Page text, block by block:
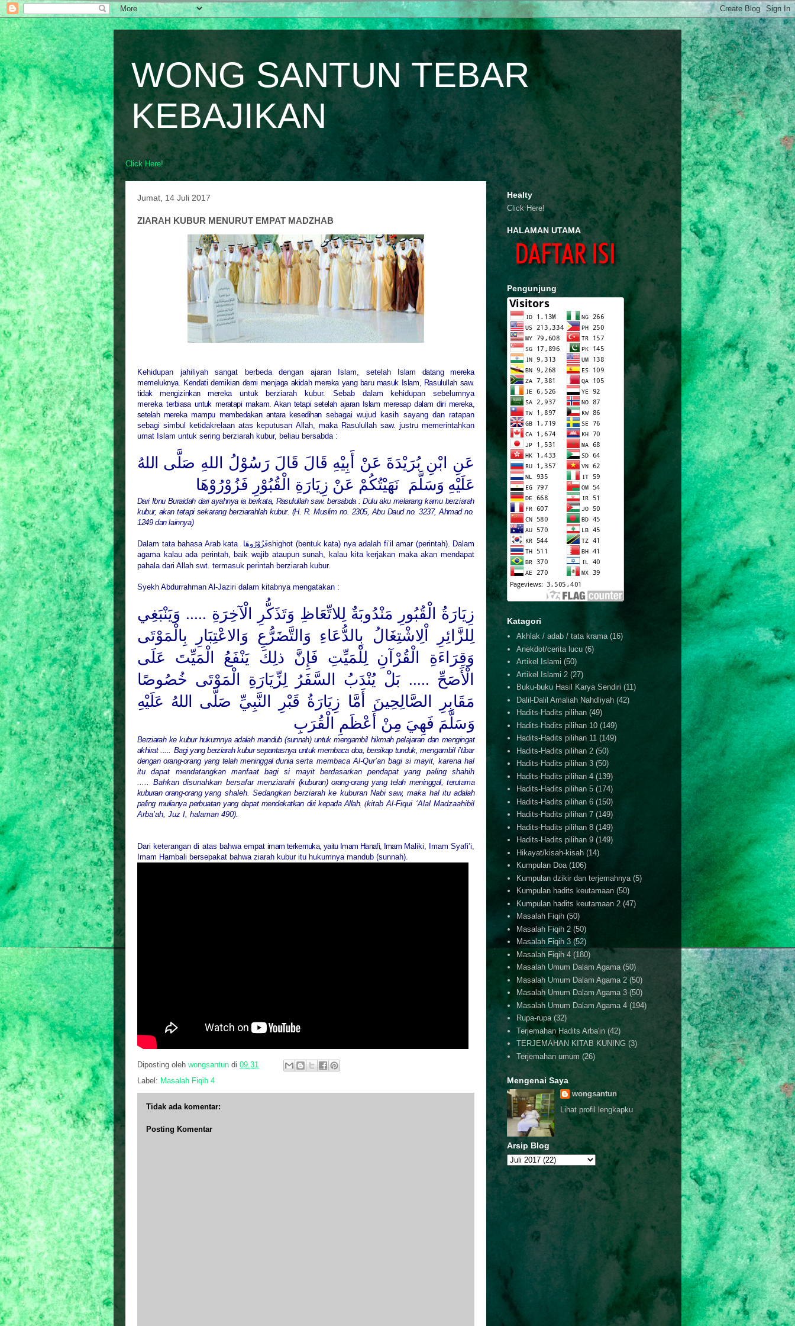
WONG SANTUN TEBAR
KEBAJIKAN
Click Here!
Jumat, 14 Juli 2017
ZIARAH KUBUR MENURUT EMPAT MADZHAB
Kehidupan jahiliyah sangat berbeda dengan ajaran Islam, setelah
Islam datang mereka
memeluknya. Kendati demikian demi menjaga akidah mereka yang baru masuk Islam, Rasulullah saw.
tidak mengizinkan merekauntuk berziarah kubur. Sebab dalam kehidupan sebelumnya
merekaterbiasa untuk meratapi makam. Akan tetapi setelah ajaran Islam meresap dalam diri mereka,
setelah mereka mampu membedakan antara kesedihansebagai wujud kasih sayang dan ratapan
sebagi simbul ketidakrelaan atas keputusan Allah, maka Rasulullah saw. justru memerintahkan
umat Islam untuk sering berziarah kubur, beliau bersabda :
عَنِ ابْنِ بُرَيْدَةَ عَنْ أَبِيْهِ قَالَ قَالَ رَسُوْلُ اللهِ صَلَّى اللهُ
عَلَيْهِ وَسَلَّمَ نَهَيْتُكُمْ عَنْ زِيَارَةِ الْقُبُوْرِ فَزُوْرُوْهَا
Dari Ibnu Buraidah dari ayahnya ia berkata, Rasulullah saw. bersabda : Dulu aku melarang kamu berziarah
kubur, akan tetapi sekarang berziarahlah kubur. (H. R. Muslim no. 2305, Abu Daud no. 3237, Ahmad no.
1249 dan lainnya)
Dalam tata bahasa Arab kata فَزُوْرُوهَاshighot (bentuk kata) nya adalah fi’il amar (perintah). Dalam
agama kalau ada perintah, baik wajib ataupun sunah, kalau kita kerjakan maka akan mendapat
pahala dari Allah swt. termasuk perintah berziarah kubur.
Syekh Abdurrahman Al-Jaziri dalam kitabnya mengatakan :
زِيَارَةُ الْقُبُورِ مَنْدُوبَةٌ لِلاتِّعَاظِ وَتَذَكُّرِ الْآخِرَةِ ..... وَيَنْبَغِي
لِلزَّائِرِ اْلِاشْتِغَالُ بِالدُّعَاءِ وَالتَّضَرُّعِ وَالاعْتِبَارِ بِالْمَوْتَى
وَقِرَاءَةِ الْقُرْآنِ لِلْمَيِّتِ فَإِنَّ ذلِكَ يَنْفَعُ الْمَيِّتَ عَلَى
الْأَصَحِّ ..... بَلْ يُنْدَبُ السَّفَرُ لِزِّيَارَةِ الْمَوْتَى خُصُوصًا
مَقَابِرِ الصَّالِحِينَ أَمَّا زِيَارَةُ قَبْرِ النَّبِيِّ صَلَّى اللهُ عَلَيْهِ
وَسَلَّمَ فَهِيَ مِنْ أَعْظَمِ الْقُرَبِ
Berziarah ke kubur hukumnya adalah mandub (sunnah) untuk mengambil hikmah pelajaran dan mengingat
akhirat ..... Bagi yang berziarah kubur sepantasnya untuk membaca doa, bersikap tunduk, mengambil i’tibar
dengan orang-orang yang telah meninggal duniaserta membaca Al-Qur’an bagi si mayit, karena hal
itu dapat mendatangkan manfaat bagi si mayit berdasarkan pendapat yang paling shahih
..... Bahkan disunahkan bersafar menziarahi (kuburan) orang-orang yang telah meninggal, terutama
kuburan orang-orangyang shaleh. Sedangkan berziarah ke kuburan Nabi saw, maka hal ituadalah
paling mulianya perbuatan yang dapat mendekatkan diri kepada Allah. (kitab Al-Fiqui ‘Alal Madzaahibil
Arba’ah, Juz I, halaman 490).
Dari keterangan di atas bahwa empatimam terkemuka, yaitu Imam Hanafi, Imam Maliki, Imam Syafi’i,
Imam Hambali bersepakat bahwa ziarah kubur itu hukumnya mandub (sunnah).
Diposting oleh wongsantun di 09.31
Label: Masalah Fiqih 4
Tidak ada komentar:
Posting Komentar
Healty
Click Here!
HALAMAN UTAMA
Pengunjung
Katagori
Akhlak / adab / tata krama (16)
Anekdot/cerita lucu (6)
Artikel Islami (50)
Artikel Islami 2 (27)
Buku-buku Hasil Karya Sendiri (11)
Dalil-Dalil Amaliah Nahdliyah (42)
Hadits-Hadits pilihan (49)
Hadits-Hadits pilihan 10 (149)
Hadits-Hadits pilihan 11 (149)
Hadits-Hadits pilihan 2 (50)
Hadits-Hadits pilihan 3 (50)
Hadits-Hadits pilihan 4 (139)
Hadits-Hadits pilihan 5 (174)
Hadits-Hadits pilihan 6 (150)
Hadits-Hadits pilihan 7 (149)
Hadits-Hadits pilihan 8 (149)
Hadits-Hadits pilihan 9 (149)
Hikayat/kisah-kisah (14)
Kumpulan Doa (106)
Kumpulan dzikir dan terjemahnya (5)
Kumpulan hadits keutamaan (50)
Kumpulan hadits keutamaan 2 (47)
Masalah Fiqih (50)
Masalah Fiqih 2 (50)
Masalah Fiqih 3 (52)
Masalah Fiqih 4 (180)
Masalah Umum Dalam Agama (50)
Masalah Umum Dalam Agama 2 (50)
Masalah Umum Dalam Agama 3 (50)
Masalah Umum Dalam Agama 4 (194)
Rupa-rupa (32)
Terjemahan Hadits Arba'in (42)
TERJEMAHAN KITAB KUNING (3)
Terjemahan umum (26)
Mengenai Saya
wongsantun
Lihat profil lengkapku
Arsip Blog